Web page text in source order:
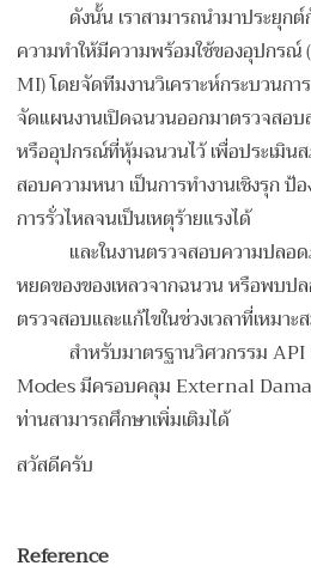
ดังนั้น เราสามารถนำมาประยุก
ความทำให้มีความพร้อมใช้ของอุปก
MI) โดยจัดทีมงานวิเคราะห์กระบวนก
จัดแผนงานเปิดฉนวนออกมาตรวจสอ
หรืออุปกรณ์ที่หุ้มฉนวนไว้ เพื่อประเมิน
สอบความหนา เป็นการทำงานเชิงรุก ป้
การรั่วไหลจนเป็นเหตุร้ายแรงได้
และในงานตรวจสอบความปลอ
หยดของของเหลวจากฉนวน หรือพบ
ตรวจสอบและแก้ไขในช่วงเวลาที่เหมาะ
สำหรับมาตรฐานวิศวกรรม
Modes มีครอบคลุม External
ท่านสามารถศึกษาเพิ่มเติมได้
สวัสดีครับ
Reference